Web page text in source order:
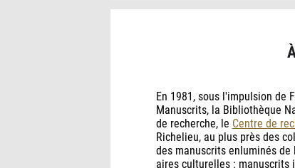
En 1981, sous l'impulsion de
Manuscrits, la Bibliothèque
de recherche, le Centre de
Richelieu, au plus près des
des manuscrits enluminés
aires culturelles : manuscrits